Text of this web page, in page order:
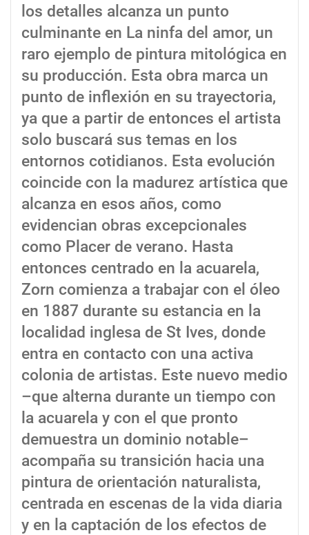
los detalles alcanza un punto
culminante en La ninfa del amor, un
raro ejemplo de pintura mitológica en
su producción. Esta obra marca un
punto de inflexión en su trayectoria,
ya que a partir de entonces el artista
solo buscará sus temas en los
entornos cotidianos. Esta evolución
coincide con la madurez artística que
alcanza en esos años, como
evidencian obras excepcionales
como Placer de verano. Hasta
entonces centrado en la acuarela,
Zorn comienza a trabajar con el óleo
en 1887 durante su estancia en la
localidad inglesa de St Ives, donde
entra en contacto con una activa
colonia de artistas. Este nuevo medio
–que alterna durante un tiempo con
la acuarela y con el que pronto
demuestra un dominio notable–
acompaña su transición hacia una
pintura de orientación naturalista,
centrada en escenas de la vida diaria
y en la captación de los efectos de